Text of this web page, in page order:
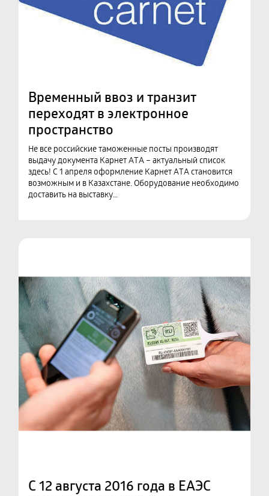
Временный ввоз и транзит
переходят в электронное
пространство
Не все российские таможенные посты производят
выдачу документа Карнет АТА – актуальный список
здесь! С 1 апреля оформление Карнет АТА становится
возможным и в Казахстане. Оборудование необходимо
доставить на выставку…
С 12 августа 2016 года в ЕАЭС